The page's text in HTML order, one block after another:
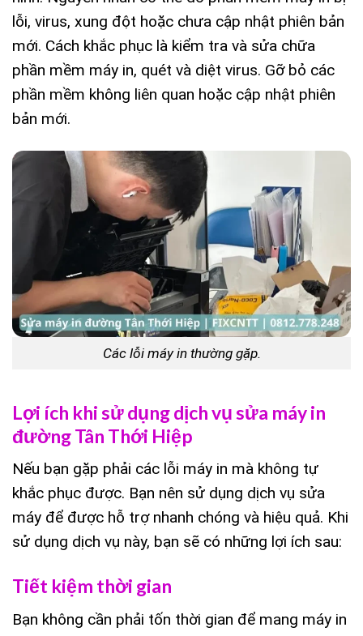
lỗi, virus, xung đột hoặc chưa cập nhật phiên bản
mới. Cách khắc phục là kiểm tra và sửa chữa
phần mềm máy in, quét và diệt virus. Gỡ bỏ các
phần mềm không liên quan hoặc cập nhật phiên
bản mới.
Các lỗi máy in thường gặp.
Lợi ích khi sử dụng dịch vụ sửa máy in
đường Tân Thới Hiệp
Nếu bạn gặp phải các lỗi máy in mà không tự
khắc phục được. Bạn nên sử dụng dịch vụ sửa
máy để được hỗ trợ nhanh chóng và hiệu quả. Khi
sử dụng dịch vụ này, bạn sẽ có những lợi ích sau:
Tiết kiệm thời gian
Bạn không cần phải tốn thời gian để mang máy in